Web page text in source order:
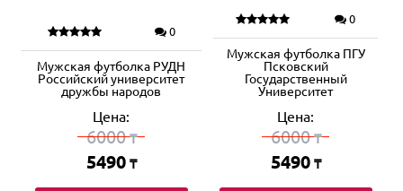
0
Мужская футболка РУДН
Российский университет
дружбы народов
Цена:
6000₸
5490 ₸
0
Мужская футболка ПГУ
Псковский
Государственный
Университет
Цена:
6000₸
5490 ₸